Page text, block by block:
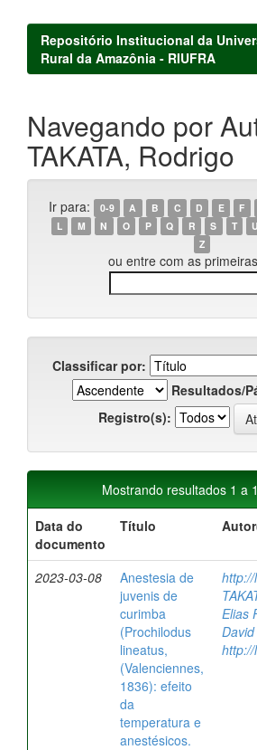
Repositório Institucional da
Rural da Amazônia - RIUFRA
Navegando por
TAKATA, Rodrigo
Ir para: 0-9 A B C D E F
L
M N O P Q R S T U
Z
ou entre com as
Classificar por:
Resultados/
Registro(s):
Mostrando resultados 1 a
Data do
documento
Título
2023-03-08
Anestesia de
juvenis de
curimba
(Prochilodus
lineatus,
(Valenciennes,
1836): efeito
da
temperatura e
anestésicos.
Elias